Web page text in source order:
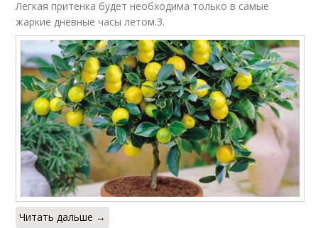
Легкая притенка будет необходима только в самые
жаркие дневные часы летом.3.
Читать дальше →